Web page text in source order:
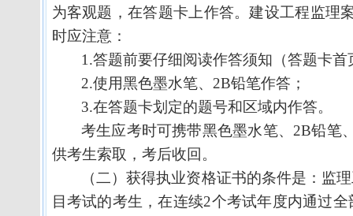
为客观题，在答题卡上作答。建设工程监理
时应注意：
1.答题前要仔细阅读作答须知（答题卡首
2.使用黑色墨水笔、 2B铅笔作答；
3.在答题卡划定的题号和区域内作答。
考生应考时可携带黑色墨水笔、 2B铅笔
供考生索取，考后收回。
（二）获得执业资格证书的条件是：监
目考试的考生，在连续2个考试年度内通过